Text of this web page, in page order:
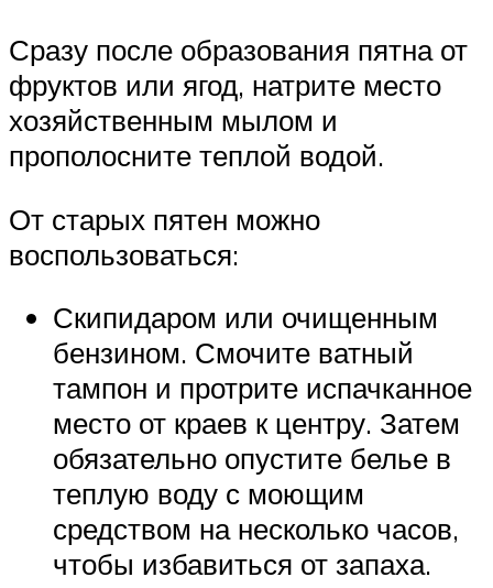
Сразу после образования пятна от
фруктов или ягод, натрите место
хозяйственным мылом и
прополосните теплой водой.
От старых пятен можно
воспользоваться:
Скипидаром или очищенным
бензином. Смочите ватный
тампон и протрите испачканное
место от краев к центру. Затем
обязательно опустите белье в
теплую воду с моющим
средством на несколько часов,
чтобы избавиться от запаха.